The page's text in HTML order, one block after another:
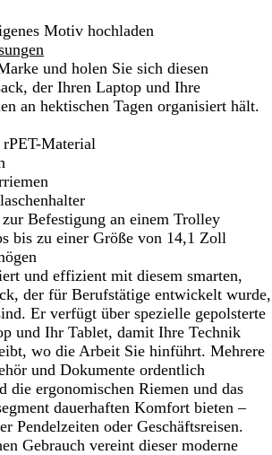
Motiv hochladen
und holen Sie sich diesen
der Ihren Laptop und Ihre
an hektischen Tagen organisiert hält.
rPET-Material
Befestigung an einem Trolley
bis zu einer Größe von 14,1 Zoll
und effizient mit diesem smarten,
der für Berufstätige entwickelt wurde,
Er verfügt über spezielle gepolsterte
und Ihr Tablet, damit Ihre Technik
wo die Arbeit Sie hinführt. Mehrere
und Dokumente ordentlich
die ergonomischen Riemen und das
dauerhaften Komfort bieten –
Pendelzeiten oder Geschäftsreisen.
Gebrauch vereint dieser moderne